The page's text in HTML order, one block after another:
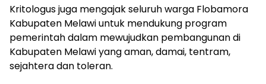
Kritologus juga mengajak seluruh warga Flobamora
Kabupaten Melawi untuk mendukung program
pemerintah dalam mewujudkan pembangunan di
Kabupaten Melawi yang aman, damai, tentram,
sejahtera dan toleran.